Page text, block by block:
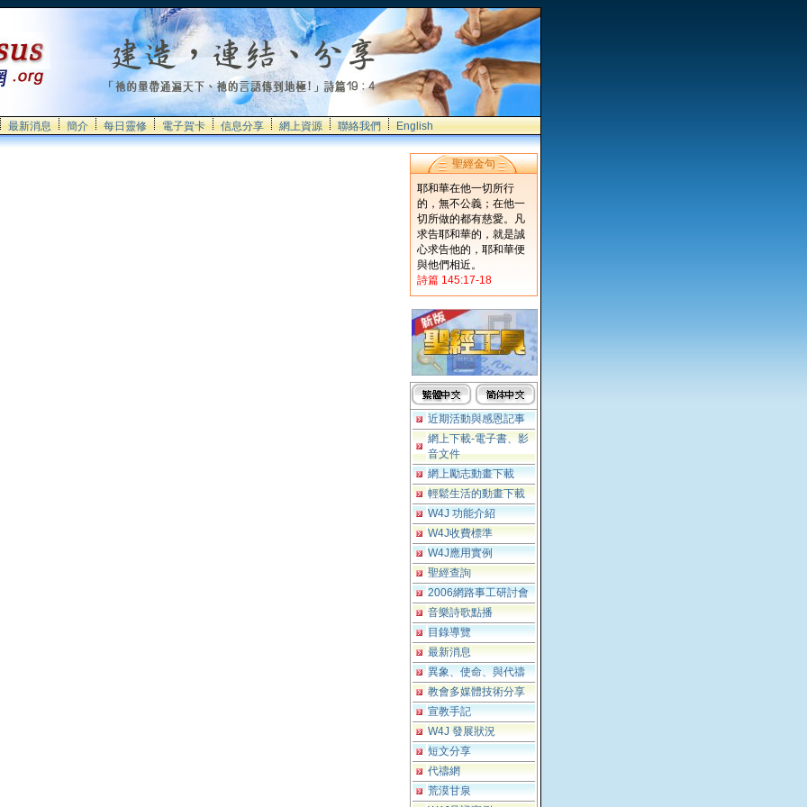
最新消息 簡介 每日靈修 電子賀卡 信息分享 網上資源 聯絡我們 English
聖經金句
耶和華在他一切所行
的，無不公義；在他一
切所做的都有慈愛。凡
求告耶和華的，就是誠
心求告他的，耶和華便
與他們相近。
詩篇 145:17-18
近期活動與感恩記事
網上下載-電子書、影
音文件
網上勵志動畫下載
輕鬆生活的動畫下載
W4J 功能介紹
W4J收費標準
W4J應用實例
聖經查詢
2006網路事工研討會
音樂詩歌點播
目錄導覽
最新消息
異象、使命、與代禱
教會多媒體技術分享
宣教手記
W4J 發展狀況
短文分享
代禱網
荒漠甘泉